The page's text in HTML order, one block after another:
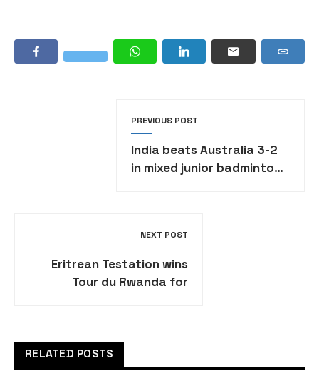
PREVIOUS POST
India beats Australia 3-2
in mixed junior badminton
NEXT POST
Eritrean Testation wins
Tour du Rwanda for
RELATED POSTS